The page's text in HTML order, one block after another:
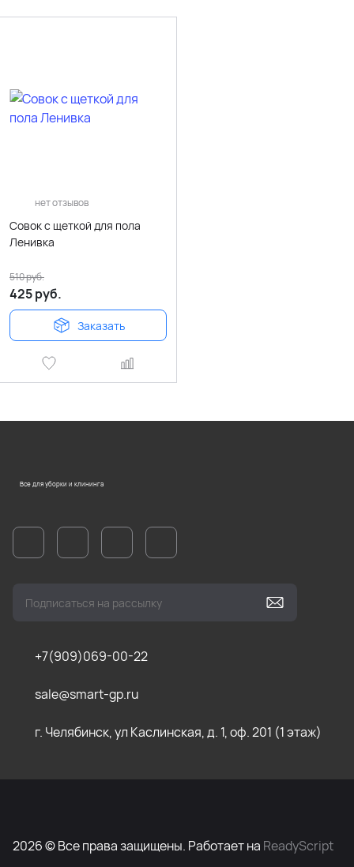
нет отзывов
Совок с щеткой для пола
Ленивка
425руб.
510руб.
Заказать
Все для уборки и клининга
+7(909)069-00-22
sale@smart-gp.ru
г. Челябинск, ул Каслинская, д. 1, оф. 201 (1 этаж)
2026 © Все права защищены. Работает на ReadyScript